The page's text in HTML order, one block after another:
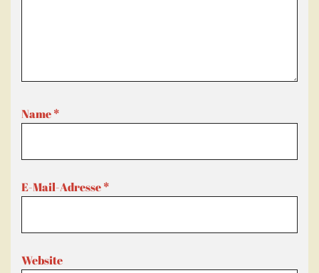
Name*
E-Mail-Adresse*
Website